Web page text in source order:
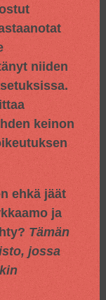
niiden
keinon
ehkä jäät
ja
Tämän
jossa